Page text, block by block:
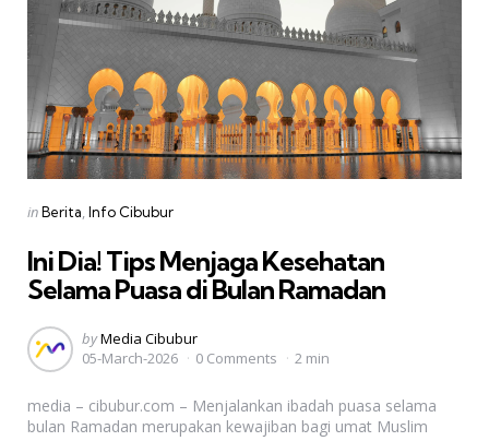
Categories
Posted
inBerita Info Cibubur
Ini Dia! Tips Menjaga Kesehatan
Selama Puasa di Bulan Ramadan
Posted
by
byMedia Cibubur
05-March-2026
0 Comments 2 min
media – cibubur.com – Menjalankan ibadah puasa selama
bulan Ramadan merupakan kewajiban bagi umat Muslim